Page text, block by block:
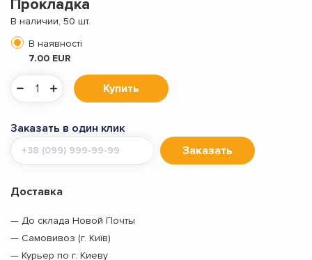
Прокладка
В наличии, 50 шт.
В наявності
7.00 EUR
Купить
Заказать в один клик
Мобильный
телефон
Заказать
Доставка
— До склада Новой Почты
— Самовивоз (г. Київ)
— Курьер по г. Киеву